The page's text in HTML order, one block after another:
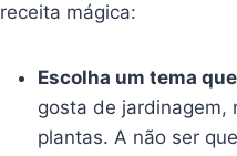
receita mágica:
Escolha um tema
gosta de jardinagem,
plantas. A não ser